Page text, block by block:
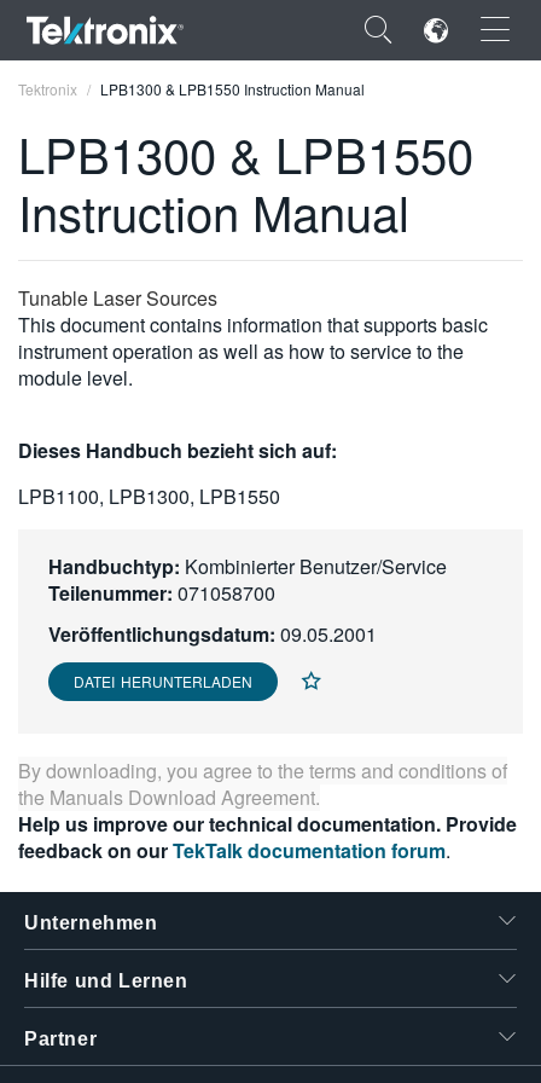
×
ENGLISH
DEUTSCH
VIỆT NAM
繁體中文
Tektronix LPB1300 & LPB1550 Instruction Manual
LPB1300 & LPB1550
Instruction Manual
Tunable Laser Sources
This document contains information that supports basic
instrument operation as well as how to service to the
module level.
Dieses Handbuch bezieht sich auf:
LPB1100, LPB1300, LPB1550
Handbuchtyp: Kombinierter Benutzer/Service
Teilenummer: 071058700
Veröffentlichungsdatum: 09.05.2001
DATEI HERUNTERLADEN
By downloading, you agree to the terms and conditions of
the Manuals Download Agreement.
Help us improve our technical documentation. Provide
feedback on ourTekTalk documentation forum.
Unternehmen
Hilfe und Lernen
Partner